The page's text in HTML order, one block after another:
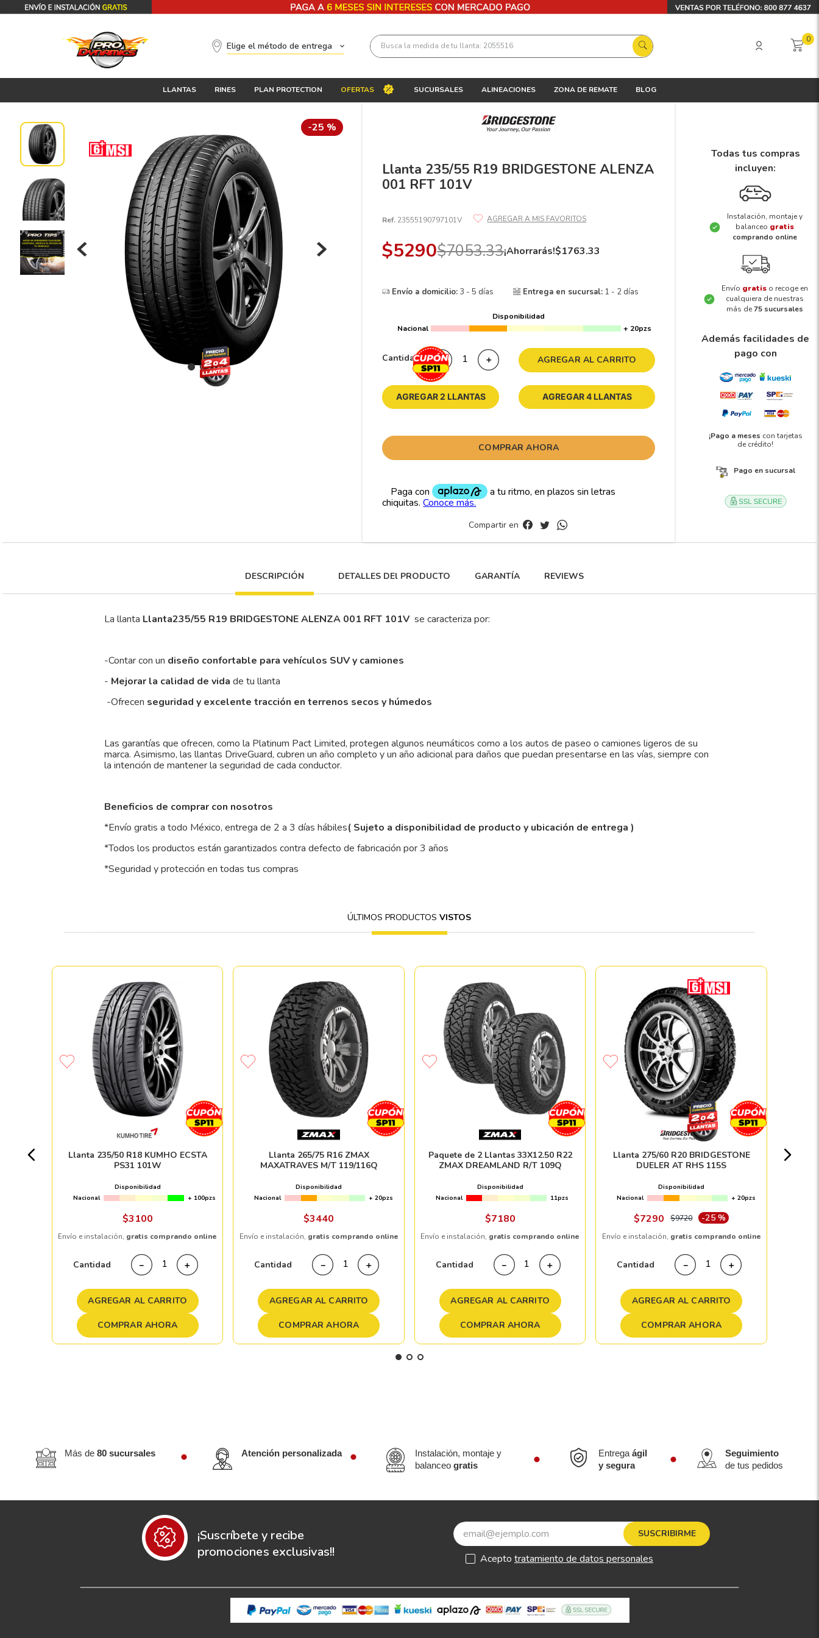
Elige el método de entrega Busca la medida de tu llanta: 2055516 0
LLANTAS RINES PLAN PROTECTION OFERTAS SUCURSALES ALINEACIONES ZONA DE REMATE BLOG
-25 %
Llanta 235/55 R19 BRIDGESTONE ALENZA
001 RFT 101V
Ref. 23555190797101V
$5290$7053.33¡Ahorrarás!$1763.33
Envío a domicilio:3 - 5 días Entrega en sucursal: 1 - 2 días
Disponibilidad
Nacional
+ 20pzs
Cantidad ＋
－ AGREGAR AL CARRITO
AGREGAR 2 LLANTAS AGREGAR 4 LLANTAS
COMPRAR AHORA
Compartir en
Todas tus compras
incluyen:
Instalación, montaje y
balanceo gratis
comprando online
Envío gratis o recoge en
cualquiera de nuestras
más de75 sucursales
Además facilidades de
pago con
¡Pago a meses con tarjetas
de crédito!
Pago en sucursal
DESCRIPCIÓN DETALLES DEl PRODUCTO GARANTÍA REVIEWS
La llanta Llanta235/55 R19 BRIDGESTONE ALENZA 001 RFT 101V se caracteriza por:
-Contar con un diseño confortable para vehículos SUV y camiones
- Mejorar la calidad de vida de tu llanta
-Ofrecen seguridad y excelente tracción en terrenos secos y húmedos
Las garantías que ofrecen, como la Platinum Pact Limited, protegen algunos neumáticos como a los autos de paseo o camiones ligeros de su
marca. Asimismo, las llantas DriveGuard, cubren un año completo y un año adicional para daños que puedan presentarse en las vías, siempre con
la intención de mantener la seguridad de cada conductor.
Beneficios de comprar con nosotros
*Envío gratis a todo México, entrega de 2 a 3 días hábiles( Sujeto a disponibilidad de producto y ubicación de entrega )
*Todos los productos están garantizados contra defecto de fabricación por 3 años
*Seguridad y protección en todas tus compras
ÚLTIMOS PRODUCTOSVISTOS
Llanta 235/50 R18 KUMHO ECSTA
PS31 101W
Disponibilidad
Nacional
+ 100pzs
$3100
Envío e instalación, gratis comprando online
Cantidad ＋
－
AGREGAR AL CARRITO
COMPRAR AHORA
Llanta 265/75 R16 ZMAX
MAXATRAVES M/T 119/116Q
Disponibilidad
Nacional
+ 20pzs
$3440
Envío e instalación, gratis comprando online
Cantidad ＋
－
AGREGAR AL CARRITO
COMPRAR AHORA
Paquete de 2 Llantas 33X12.50 R22
ZMAX DREAMLAND R/T 109Q
Disponibilidad
Nacional
11pzs
$7180
Envío e instalación, gratis comprando online
Cantidad ＋
－
AGREGAR AL CARRITO
COMPRAR AHORA
Llanta 275/60 R20 BRIDGESTONE
DUELER AT RHS 115S
Disponibilidad
Nacional
+ 20pzs
$7290 $9720 -25 %
Envío e instalación, gratis comprando online
Cantidad ＋
－
AGREGAR AL CARRITO
COMPRAR AHORA
Más de 80 sucursales Atención personalizada
Instalación, montaje y
balanceogratis
Entregaágil
y segura
Seguimiento
de tus pedidos
¡Suscríbete y recibe
promociones exclusivas!!
SUSCRIBIRME
Acepto tratamiento de datos personales
Términos más buscados